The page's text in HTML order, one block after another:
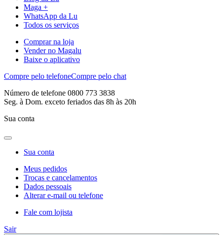
Maga +
WhatsApp da Lu
Todos os serviços
Comprar na loja
Vender no Magalu
Baixe o aplicativo
Compre pelo telefoneCompre pelo chat
Número de telefone 0800 773 3838
Seg. à Dom. exceto feriados das 8h às 20h
Sua conta
Sua conta
Meus pedidos
Trocas e cancelamentos
Dados pessoais
Alterar e-mail ou telefone
Fale com lojista
Sair